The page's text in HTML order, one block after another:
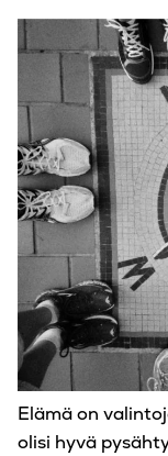
Elämä on
olisi hyvä